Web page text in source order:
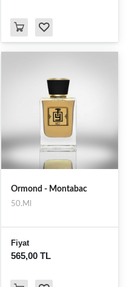
Ormond - Montabac
50.Ml
Fiyat
565,00 TL